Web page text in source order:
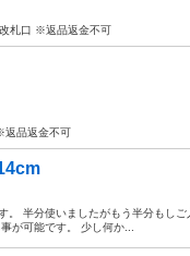
札口 ※返品返金不可
返品返金不可
。 半分使いましたがもう半分もしご
が可能です。 少し何か...